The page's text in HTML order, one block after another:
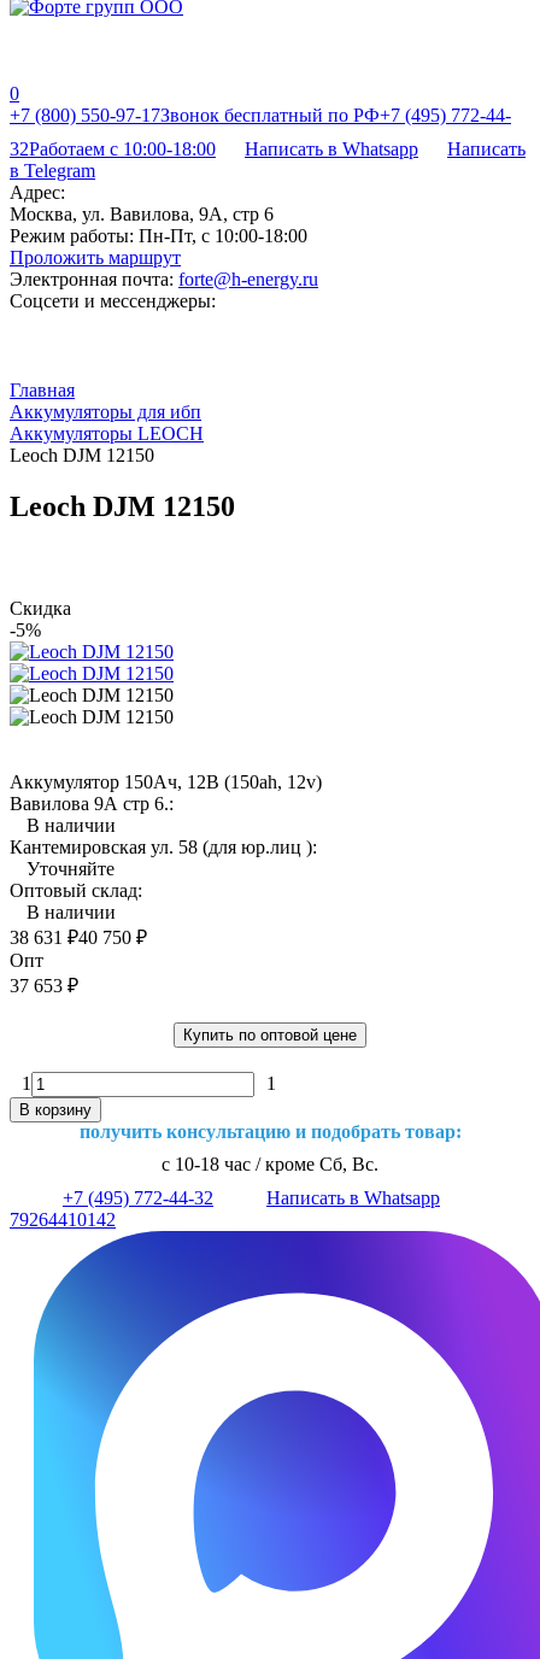
0
+7 (800) 550-97-17Звонок бесплатный по РФ+7 (495) 772-44-
32Работаем с 10:00-18:00 Написать в Whatsapp
Написать
в Telegram
Адрес:
Москва, ул. Вавилова, 9А, стр 6
Режим работы: Пн-Пт, с 10:00-18:00
Проложить маршрут
Электронная почта: forte@h-energy.ru
Соцсети и мессенджеры:
Главная
Аккумуляторы для ибп
Аккумуляторы LEOCH
Leoch DJM 12150
Leoch DJM 12150
Скидка
-5%
Аккумулятор 150Ач, 12В (150ah, 12v)
Вавилова 9А стр 6.:
В наличии
Кантемировская ул. 58 (для юр.лиц ):
Уточняйте
Оптовый склад:
В наличии
38 631 ₽40 750 ₽
Опт
37 653 ₽
Купить по оптовой цене
1 1
В корзину
получить консультацию и подобрать товар:
с 10-18 час / кроме Сб, Вс.
+7 (495) 772-44-32
Написать в Whatsapp
79264410142